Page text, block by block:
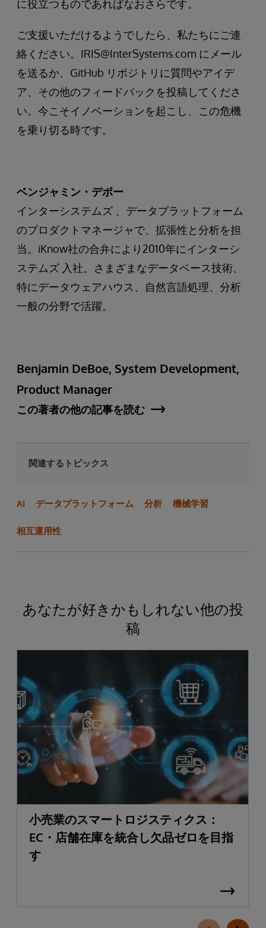
に役立つものであればなおさらです。
ご支援いただけるようでしたら、私たちにご連
絡ください。IRIS@InterSystems.com にメール
を送るか、GitHub リポジトリに質問やアイデ
ア、その他のフィードバックを投稿してくださ
い。今こそイノベーションを起こし、この危機
を乗り切る時です。
ベンジャミン・デボー
インターシステムズ 、データプラットフォーム
のプロダクトマネージャで、拡張性と分析を担
当。iKnow社の合弁により2010年にインターシ
ステムズ 入社。さまざまなデータベース技術、
特にデータウェアハウス、自然言語処理、分析
一般の分野で活躍。
Benjamin DeBoe, System Development,
Product Manager
この著者の他の記事を読む
関連するトピックス
AI データプラットフォーム 分析 機械学習
相互運用性
あなたが好きかもしれない他の投
稿
小売業のスマートロジスティクス：
EC・店舗在庫を統合し欠品ゼロを目指
す